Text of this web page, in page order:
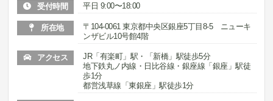
受付時間 平日 9:00〜18:00
所在地
〒104-0061 東京都中央区銀座5丁目8-5 ニューキ
ンザビル10号館4階
アクセス
JR「有楽町」駅・「新橋」駅徒歩5分
地下鉄丸ノ内線・日比谷線・銀座線「銀座」駅徒
歩1分
都営浅草線「東銀座」駅徒歩1分